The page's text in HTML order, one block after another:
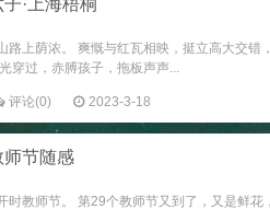
·上海梧桐
路上荫浓。 爽慨与红瓦相映，挺立高大交
穿过，赤膊孩子，拖板声声...
评论(0) 2023-3-18
师节随感
时教师节。 第29个教师节又到了，又是鲜